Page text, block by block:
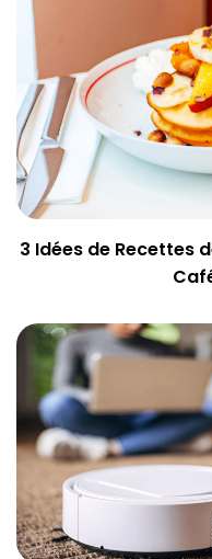
3 Idées de Recettes